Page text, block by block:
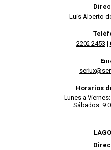
Luis Alberto
2202 2453 |
Horarios
Lunes a
Sábados: